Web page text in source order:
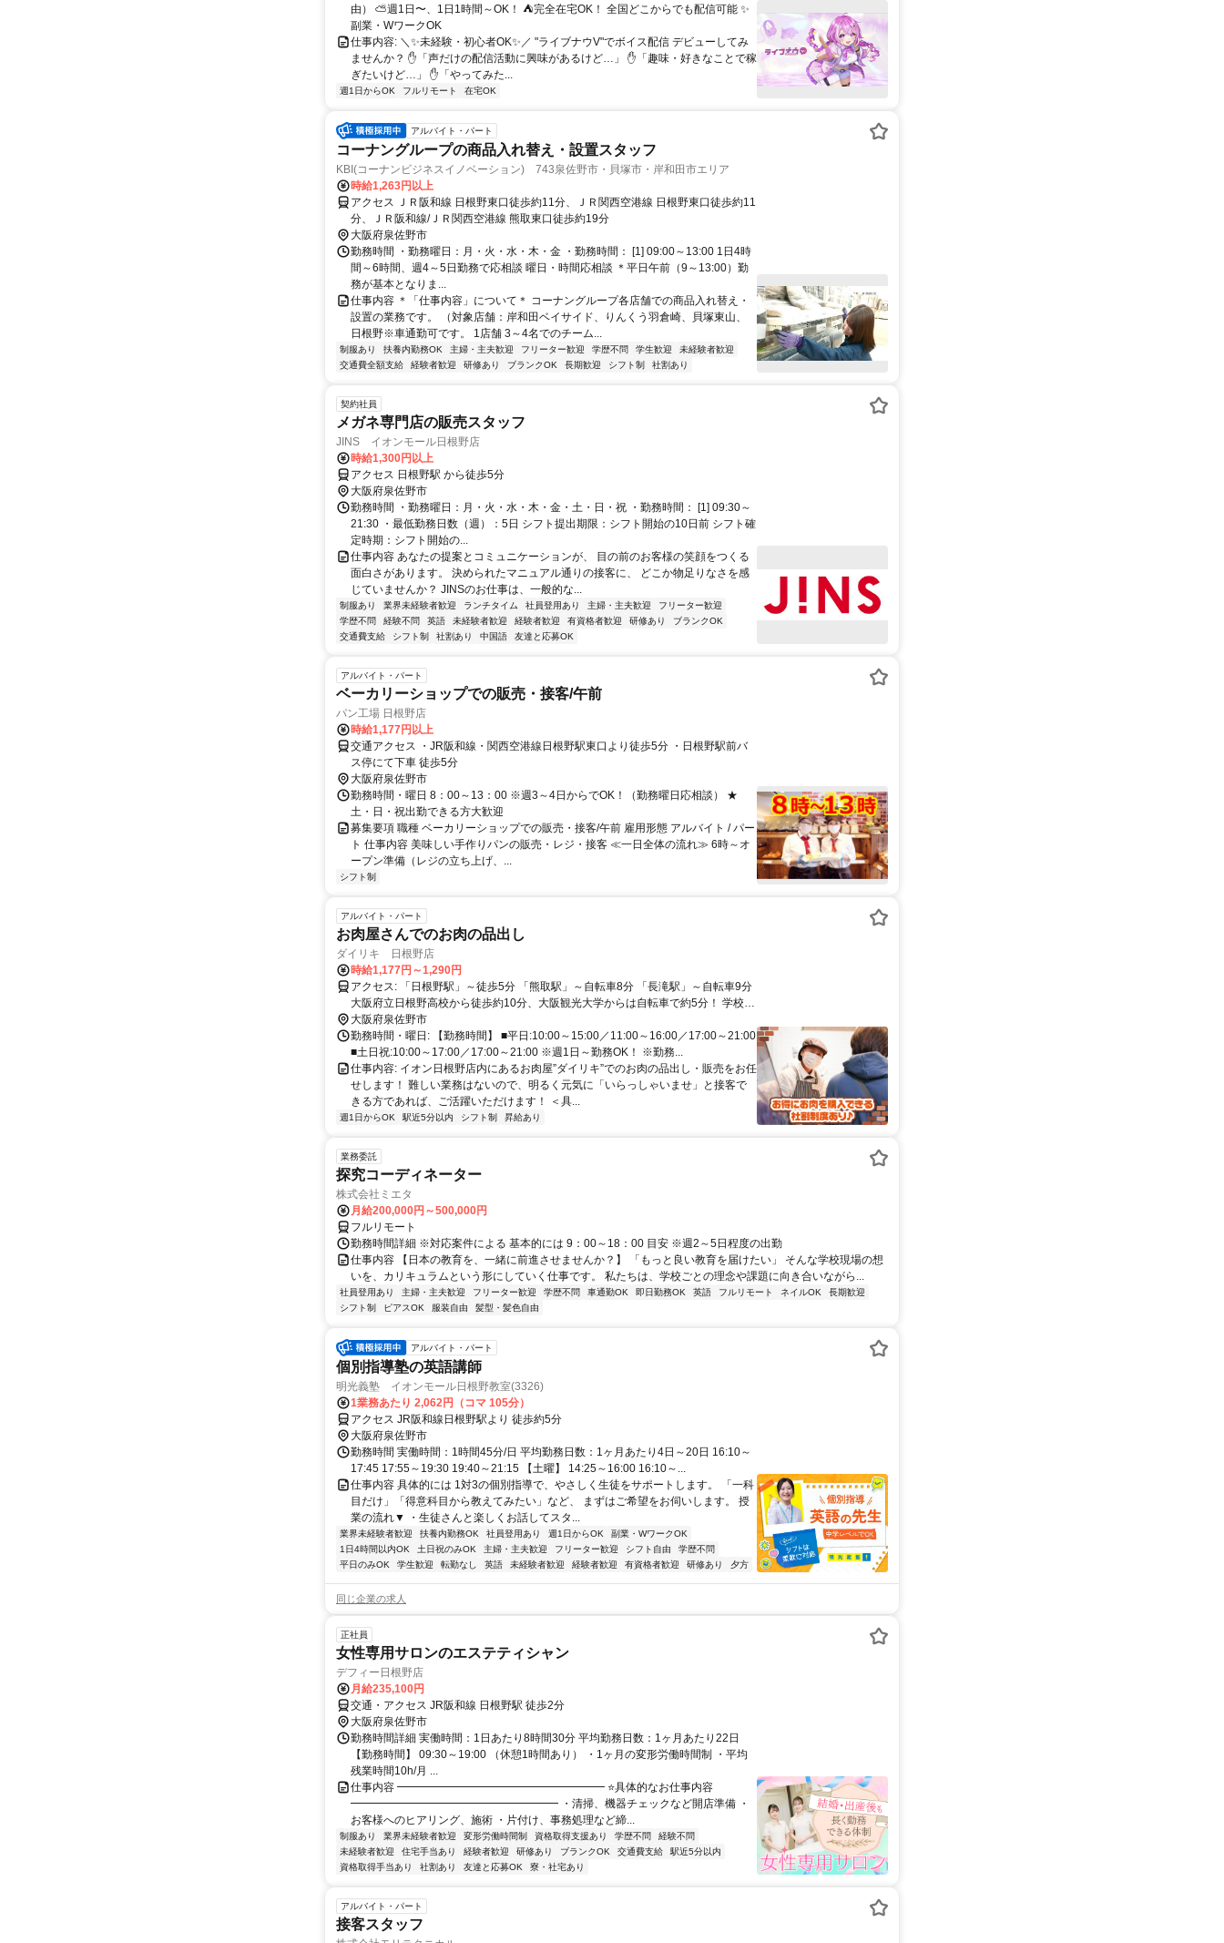
由） ⛅週1日〜、1日1時間～OK！ ⛺完全在宅OK！ 全国どこからでも配信可能 ✨
副業・WワークOK
仕事内容: ＼✨未経験・初心者OK✨／ "ライブナウV"でボイス配信 デビューしてみ
ませんか？ ✋「声だけの配信活動に興味があるけど…」 ✋「趣味・好きなことで稼
ぎたいけど…」 ✋「やってみた...
週1日からOK フルリモート 在宅OK
アルバイト・パート
コーナングループの商品入れ替え・設置スタッフ
KBI(コーナンビジネスイノベーション) 743泉佐野市・貝塚市・岸和田市エリア
時給1,263円以上
アクセス ＪＲ阪和線 日根野東口徒歩約11分、ＪＲ関西空港線 日根野東口徒歩約11
分、ＪＲ阪和線/ＪＲ関西空港線 熊取東口徒歩約19分
大阪府泉佐野市
勤務時間 ・勤務曜日：月・火・水・木・金 ・勤務時間： [1] 09:00～13:00 1日4時
間～6時間、週4～5日勤務で応相談 曜日・時間応相談 ＊平日午前（9～13:00）勤
務が基本となりま...
仕事内容 ＊「仕事内容」について＊ コーナングループ各店舗での商品入れ替え・
設置の業務です。 （対象店舗：岸和田ベイサイド、りんくう羽倉崎、貝塚東山、
日根野※車通勤可です。 1店舗 3～4名でのチーム...
制服あり 扶養内勤務OK 主婦・主夫歓迎 フリーター歓迎 学歴不問 学生歓迎
未経験者歓迎
交通費全額支給
経験者歓迎 研修あり ブランクOK 長期歓迎 シフト制 社割あり
契約社員
メガネ専門店の販売スタッフ
JINS イオンモール日根野店
時給1,300円以上
アクセス 日根野駅 から徒歩5分
大阪府泉佐野市
勤務時間 ・勤務曜日：月・火・水・木・金・土・日・祝 ・勤務時間： [1] 09:30～
21:30 ・最低勤務日数（週）：5日 シフト提出期限：シフト開始の10日前 シフト確
定時期：シフト開始の...
仕事内容 あなたの提案とコミュニケーションが、 目の前のお客様の笑顔をつくる
面白さがあります。 決められたマニュアル通りの接客に、 どこか物足りなさを感
じていませんか？ JINSのお仕事は、一般的な...
制服あり 業界未経験者歓迎 ランチタイム 社員登用あり 主婦・主夫歓迎
フリーター歓迎
学歴不問
経験不問 英語 未経験者歓迎 経験者歓迎 有資格者歓迎 研修あり
ブランクOK
交通費支給
シフト制 社割あり 中国語 友達と応募OK
アルバイト・パート
ベーカリーショップでの販売・接客/午前
パン工場 日根野店
時給1,177円以上
交通アクセス ・JR阪和線・関西空港線日根野駅東口より徒歩5分 ・日根野駅前バ
ス停にて下車 徒歩5分
大阪府泉佐野市
勤務時間・曜日 8：00～13：00 ※週3～4日からでOK！（勤務曜日応相談） ★
土・日・祝出勤できる方大歓迎
募集要項 職種 ベーカリーショップでの販売・接客/午前 雇用形態 アルバイト / パー
ト 仕事内容 美味しい手作りパンの販売・レジ・接客 ≪一日全体の流れ≫ 6時～オ
ープン準備（レジの立ち上げ、...
シフト制
アルバイト・パート
お肉屋さんでのお肉の品出し
ダイリキ 日根野店
時給1,177円～1,290円
アクセス: 「日根野駅」～徒歩5分 「熊取駅」～自転車8分 「長滝駅」～自転車9分
大阪府立日根野高校から徒歩約10分、大阪観光大学からは自転車で約5分！ 学校帰
りにも通いやすく、実際に日根野高校や大阪観光大学に通う学生スタッフも在籍中
です♪
大阪府泉佐野市
勤務時間・曜日: 【勤務時間】 ■平日:10:00～15:00／11:00～16:00／17:00～21:00
■土日祝:10:00～17:00／17:00～21:00 ※週1日～勤務OK！ ※勤務...
仕事内容: イオン日根野店内にあるお肉屋”ダイリキ”でのお肉の品出し・販売をお任
せします！ 難しい業務はないので、明るく元気に「いらっしゃいませ」と接客で
きる方であれば、ご活躍いただけます！ ＜具...
週1日からOK 駅近5分以内 シフト制 昇給あり
業務委託
探究コーディネーター
株式会社ミエタ
月給200,000円～500,000円
フルリモート
勤務時間詳細 ※対応案件による 基本的には 9：00～18：00 目安 ※週2～5日程度の出勤
仕事内容 【日本の教育を、一緒に前進させませんか？】 「もっと良い教育を届けたい」 そんな学校現場の想
いを、カリキュラムという形にしていく仕事です。 私たちは、学校ごとの理念や課題に向き合いながら...
社員登用あり 主婦・主夫歓迎 フリーター歓迎 学歴不問 車通勤OK 即日勤務OK 英語 フルリモート ネイルOK
長期歓迎
シフト制
ピアスOK 服装自由 髪型・髪色自由
アルバイト・パート
個別指導塾の英語講師
明光義塾 イオンモール日根野教室(3326)
1業務あたり 2,062円（コマ 105分）
アクセス JR阪和線日根野駅より 徒歩約5分
大阪府泉佐野市
勤務時間 実働時間：1時間45分/日 平均勤務日数：1ヶ月あたり4日～20日 16:10～
17:45 17:55～19:30 19:40～21:15 【土曜】 14:25～16:00 16:10～...
仕事内容 具体的には 1対3の個別指導で、やさしく生徒をサポートします。 「一科
目だけ」「得意科目から教えてみたい」など、 まずはご希望をお伺いします。 授
業の流れ▼ ・生徒さんと楽しくお話してスタ...
業界未経験者歓迎 扶養内勤務OK 社員登用あり 週1日からOK
副業・WワークOK
1日4時間以内OK
土日祝のみOK 主婦・主夫歓迎 フリーター歓迎 シフト自由
学歴不問
平日のみOK
学生歓迎 転勤なし 英語 未経験者歓迎 経験者歓迎 有資格者歓迎 研修あり 夕方
同じ企業の求人
正社員
女性専用サロンのエステティシャン
デフィー日根野店
月給235,100円
交通・アクセス JR阪和線 日根野駅 徒歩2分
大阪府泉佐野市
勤務時間詳細 実働時間：1日あたり8時間30分 平均勤務日数：1ヶ月あたり22日
【勤務時間】 09:30～19:00 （休憩1時間あり） ・1ヶ月の変形労働時間制 ・平均
残業時間10h/月 ...
仕事内容 ━━━━━━━━━━━━━━━━━━━ ⭐具体的なお仕事内容
━━━━━━━━━━━━━━━━━━━ ・清掃、機器チェックなど開店準備 ・
お客様へのヒアリング、施術 ・片付け、事務処理など締...
制服あり 業界未経験者歓迎 変形労働時間制 資格取得支援あり 学歴不問
経験不問
未経験者歓迎
住宅手当あり 経験者歓迎 研修あり ブランクOK 交通費支給
駅近5分以内
資格取得手当あり
社割あり 友達と応募OK 寮・社宅あり
アルバイト・パート
接客スタッフ